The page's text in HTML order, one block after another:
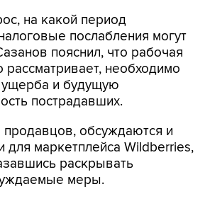
на какой период
послабления могут
пояснил, что рабочая
рассматривает, необходимо
и будущую
пострадавших.
обсуждаются и
маркетплейса Wildberries,
раскрывать
меры.